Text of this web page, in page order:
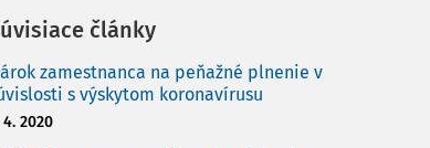
články
zamestnanca na peňažné plnenie v
s výskytom koronavírusu
4. 2020